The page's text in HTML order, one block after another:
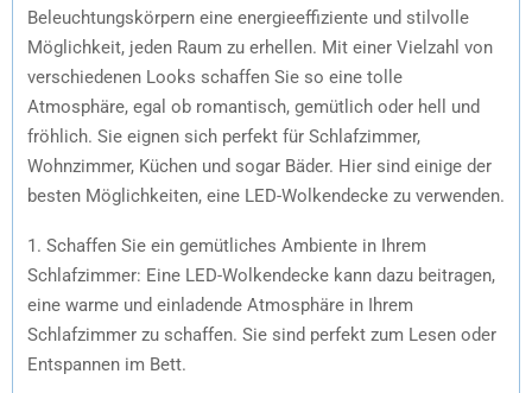
Beleuchtungskörpern eine energieeffiziente und stilvolle
Möglichkeit, jeden Raum zu erhellen. Mit einer Vielzahl von
verschiedenen Looks schaffen Sie so eine tolle
Atmosphäre, egal ob romantisch, gemütlich oder hell und
fröhlich. Sie eignen sich perfekt für Schlafzimmer,
Wohnzimmer, Küchen und sogar Bäder. Hier sind einige der
besten Möglichkeiten, eine LED-Wolkendecke zu verwenden.
1. Schaffen Sie ein gemütliches Ambiente in Ihrem
Schlafzimmer: Eine LED-Wolkendecke kann dazu beitragen,
eine warme und einladende Atmosphäre in Ihrem
Schlafzimmer zu schaffen. Sie sind perfekt zum Lesen oder
Entspannen im Bett.